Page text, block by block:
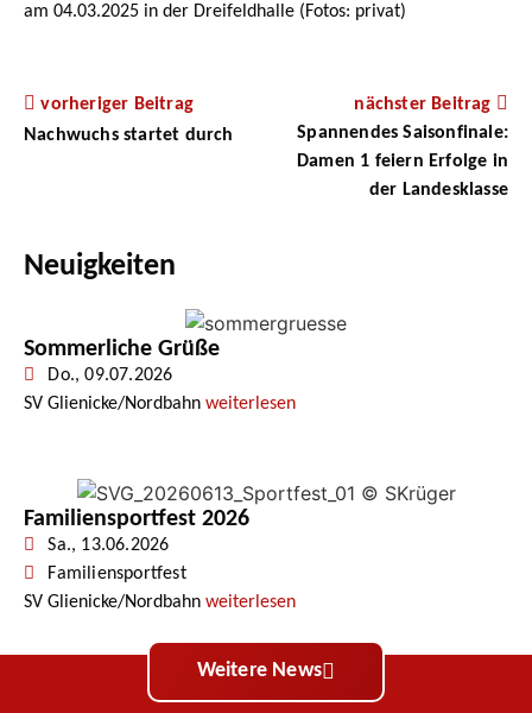
am 04.03.2025 in der Dreifeldhalle (Fotos: privat)
vorheriger Beitrag
Nachwuchs startet durch
nächster Beitrag
Spannendes Saisonfinale:
Damen 1 feiern Erfolge in
der Landesklasse
Neuigkeiten
Sommerliche Grüße
Do., 09.07.2026
SV Glienicke/Nordbahn weiterlesen
Familiensportfest 2026
Sa., 13.06.2026
Familiensportfest
SV Glienicke/Nordbahn weiterlesen
Weitere News